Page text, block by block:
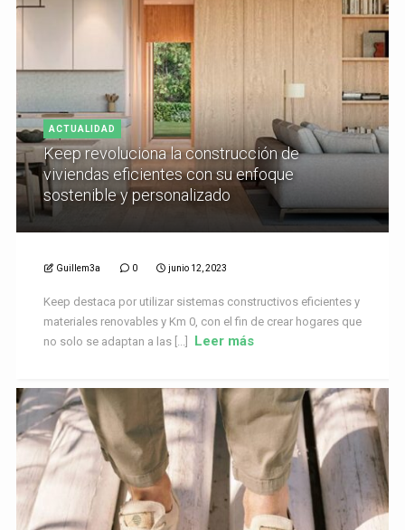
ACTUALIDAD
Keep revoluciona la construcción de
viviendas eficientes con su enfoque
sostenible y personalizado
Guillem3a 0 junio 12, 2023
Keep destaca por utilizar sistemas constructivos eficientes y
materiales renovables y Km 0, con el fin de crear hogares que
no solo se adaptan a las [...]
Leer más